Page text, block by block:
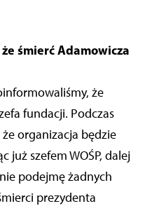
śmierć Adamowicza
że
fundacji. Podczas
organizacja będzie
już szefem WOŚP, dalej
podejmę żadnych
prezydenta